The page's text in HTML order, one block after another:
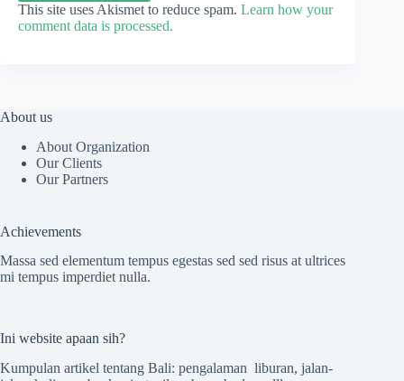
This site uses Akismet to reduce spam. Learn how your
comment data is processed.
About us
About Organization
Our Clients
Our Partners
Achievements
Massa sed elementum tempus egestas sed sed risus at ultrices
mi tempus imperdiet nulla.
Ini website apaan sih?
Kumpulan artikel tentang Bali: pengalaman liburan, jalan-